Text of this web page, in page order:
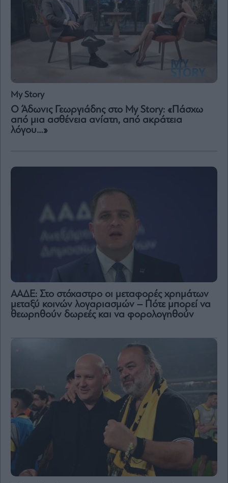
My Story
Ο Άδωνις Γεωργιάδης στο My Story: «Πάσχω
από μια ασθένεια ανίατη, από ακράτεια
λόγου…»
ΑΑΔΕ: Στο στόχαστρο οι μεταφορές χρημάτων
μεταξύ κοινών λογαριασμών – Πότε μπορεί να
θεωρηθούν δωρεές και να φορολογηθούν